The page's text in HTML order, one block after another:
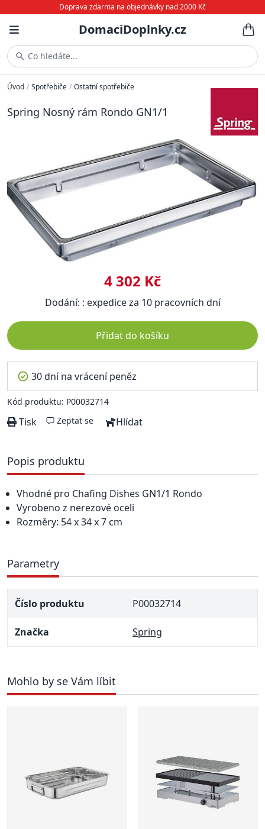
Doprava zdarma na objednávky nad 2000 Kč
DomaciDoplnky.cz
Co hledáte...
Úvod / Spotřebiče / Ostatní spotřebiče
Spring Nosný rám Rondo GN1/1
4 302 Kč
Dodání: : expedice za 10 pracovních dní
Přidat do košíku
30 dní na vrácení peněz
Kód produktu: P00032714
Tisk Zeptat se Hlídat
Popis produktu
Vhodné pro Chafing Dishes GN1/1 Rondo
Vyrobeno z nerezové oceli
Rozměry: 54 x 34 x 7 cm
Parametry
Číslo produktu P00032714
Značka Spring
Mohlo by se Vám líbit